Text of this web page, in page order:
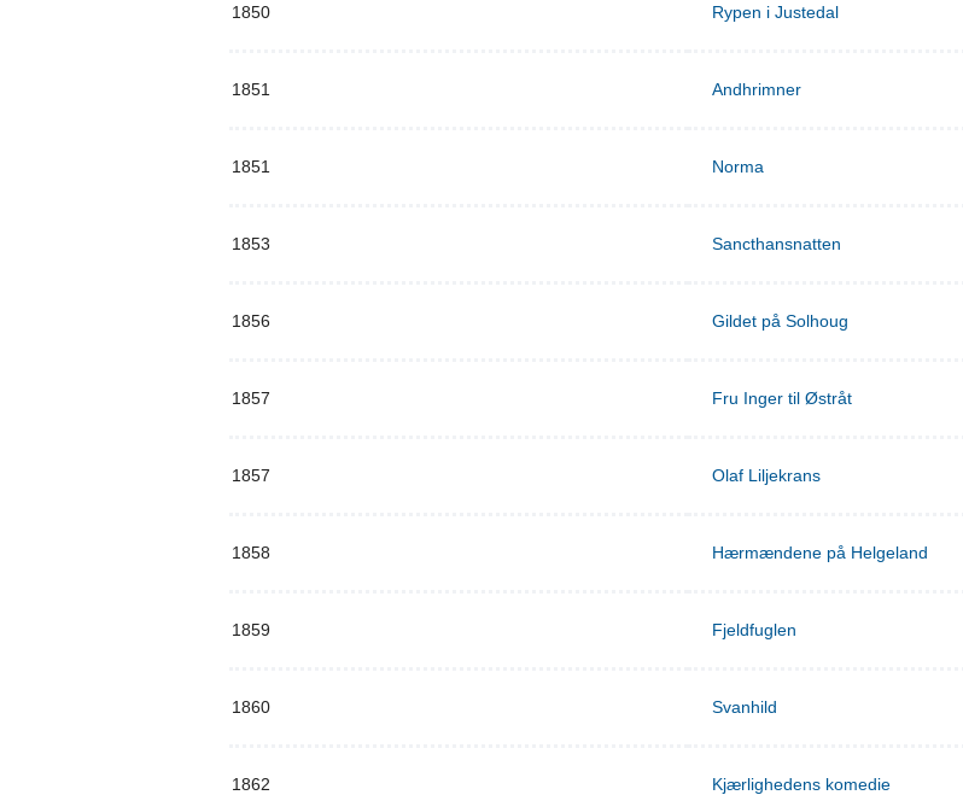
1850 Rypen i Justedal
1851 Andhrimner
1851 Norma
1853 Sancthansnatten
1856 Gildet på Solhoug
1857 Fru Inger til Østråt
1857 Olaf Liljekrans
1858 Hærmændene på Helgeland
1859 Fjeldfuglen
1860 Svanhild
1862 Kjærlighedens komedie